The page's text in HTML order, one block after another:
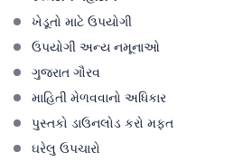
ખેડૂતો માટે ઉપયોગી
ઉપયોગી અન્ય નમૂનાઓ
ગુજરાત ગૌરવ
માહિતી મેળવવાનો અધિકાર
પુસ્તકો ડાઉનલોડ કરો મફત
ઘરેલુ ઉપચારો